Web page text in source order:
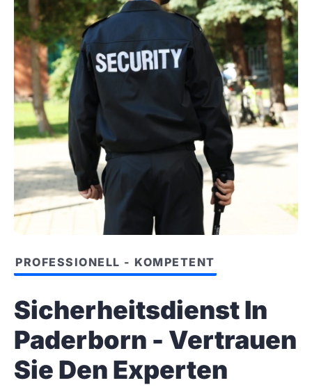
PROFESSIONELL - KOMPETENT
Sicherheitsdienst In
Paderborn - Vertrauen
Sie Den Experten